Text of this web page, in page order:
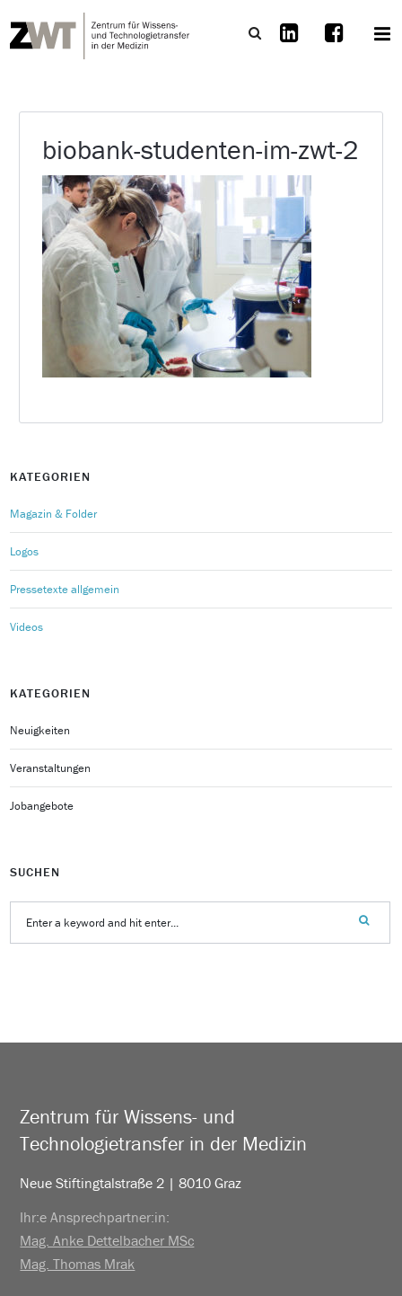
biobank-studenten-im-zwt-2
KATEGORIEN
Magazin & Folder
Logos
Pressetexte allgemein
Videos
KATEGORIEN
Neuigkeiten
Veranstaltungen
Jobangebote
SUCHEN
Zentrum für Wissens- und
Technologietransfer in der Medizin
Neue Stiftingtalstraße 2 | 8010 Graz
Ihr:e Ansprechpartner:in:
Mag. Anke Dettelbacher MSc
Mag. Thomas Mrak